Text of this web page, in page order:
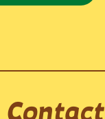
Contact